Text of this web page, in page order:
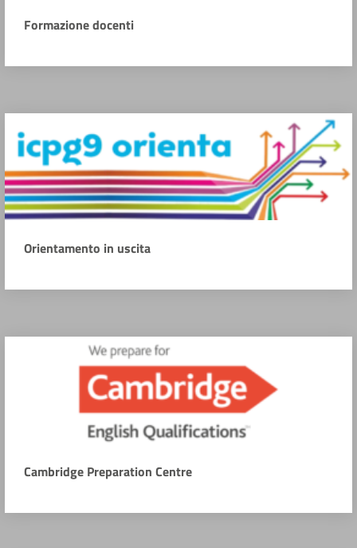
Formazione docenti
Orientamento in uscita
Cambridge Preparation Centre